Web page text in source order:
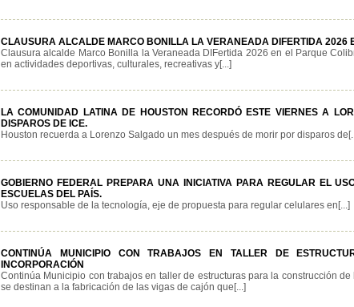
CLAUSURA ALCALDE MARCO BONILLA LA VERANEADA DIFERTIDA 2026
Clausura alcalde Marco Bonilla la Veraneada DIFertida 2026 en el Parque
en actividades deportivas, culturales, recreativas y[...]
LA COMUNIDAD LATINA DE HOUSTON RECORDÓ ESTE VIERNES A
DISPAROS DE ICE.
Houston recuerda a Lorenzo Salgado un mes después de morir por disparos
GOBIERNO FEDERAL PREPARA UNA INICIATIVA PARA REGULAR EL
ESCUELAS DEL PAÍS.
Uso responsable de la tecnología, eje de propuesta para regular celulares en[...]
CONTINÚA MUNICIPIO CON TRABAJOS EN TALLER DE
INCORPORACIÓN
Continúa Municipio con trabajos en taller de estructuras para la construcción
se destinan a la fabricación de las vigas de cajón que[...]